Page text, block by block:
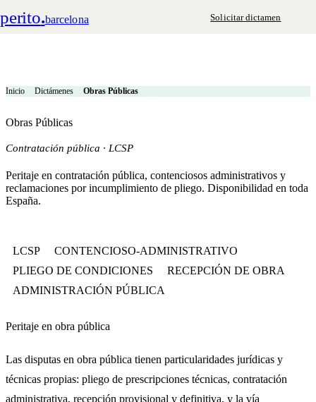
perito.barcelona Solicitar dictamen
Inicio Dictámenes Obras Públicas
Obras Públicas
Contratación pública · LCSP
Peritaje en contratación pública, contenciosos administrativos y
reclamaciones por incumplimiento de pliego. Disponibilidad en toda
España.
LCSP
CONTENCIOSO-ADMINISTRATIVO
PLIEGO DE CONDICIONES
RECEPCIÓN DE OBRA
ADMINISTRACIÓN PÚBLICA
Peritaje en obra pública
Las disputas en obra pública tienen particularidades jurídicas y
técnicas propias: pliego de prescripciones técnicas, contratación
administrativa, recepción provisional y definitiva, y la vía